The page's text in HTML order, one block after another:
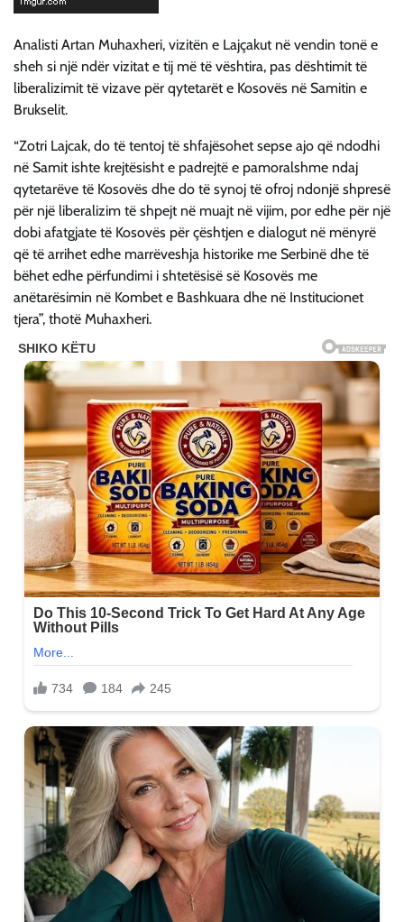
Analisti Artan Muhaxheri, vizitën e Lajçakut në vendin tonë e
sheh si një ndër vizitat e tij më të vështira, pas dështimit të
liberalizimit të vizave për qytetarët e Kosovës në Samitin e
Brukselit.
“Zotri Lajcak, do të tentoj të shfajësohet sepse ajo që ndodhi
në Samit ishte krejtësisht e padrejtë e pamoralshme ndaj
qytetarëve të Kosovës dhe do të synoj të ofroj ndonjë shpresë
për një liberalizim të shpejt në muajt në vijim, por edhe për një
dobi afatgjate të Kosovës për çështjen e dialogut në mënyrë
që të arrihet edhe marrëveshja historike me Serbinë dhe të
bëhet edhe përfundimi i shtetësisë së Kosovës me
anëtarësimin në Kombet e Bashkuara dhe në Institucionet
tjera”, thotë Muhaxheri.